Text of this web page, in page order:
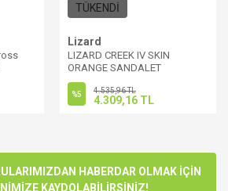
TÜKENDİ
Lizard
LIZARD CREEK IV SKIN
ORANGE SANDALET
%5 4.535,96 TL
4.309,16 TL
HABERDAR OLMAK İÇİN
KAYDOLABİLİRSİNİZ!